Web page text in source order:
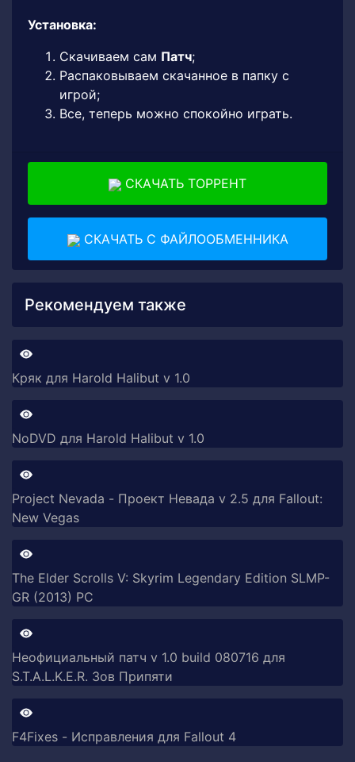
Установка:
Скачиваем сам Патч;
Распаковываем скачанное в папку с
игрой;
Все, теперь можно спокойно играть.
СКАЧАТЬ ТОРРЕНТ
СКАЧАТЬ С ФАЙЛООБМЕННИКА
Рекомендуем также
Кряк для Harold Halibut v 1.0
NoDVD для Harold Halibut v 1.0
Project Nevada - Проект Невада v 2.5 для Fallout:
New Vegas
The Elder Scrolls V: Skyrim Legendary Edition SLMP-
GR (2013) PC
Неофициальный патч v 1.0 build 080716 для
S.T.A.L.K.E.R. Зов Припяти
F4Fixes - Исправления для Fallout 4